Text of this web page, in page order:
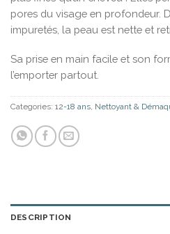
pores du visage en profondeur.
impuretés, la peau est nette et
Sa prise en main facile et son
l’emporter partout.
Categories: 12-18 ans, Nettoyant &
DESCRIPTION